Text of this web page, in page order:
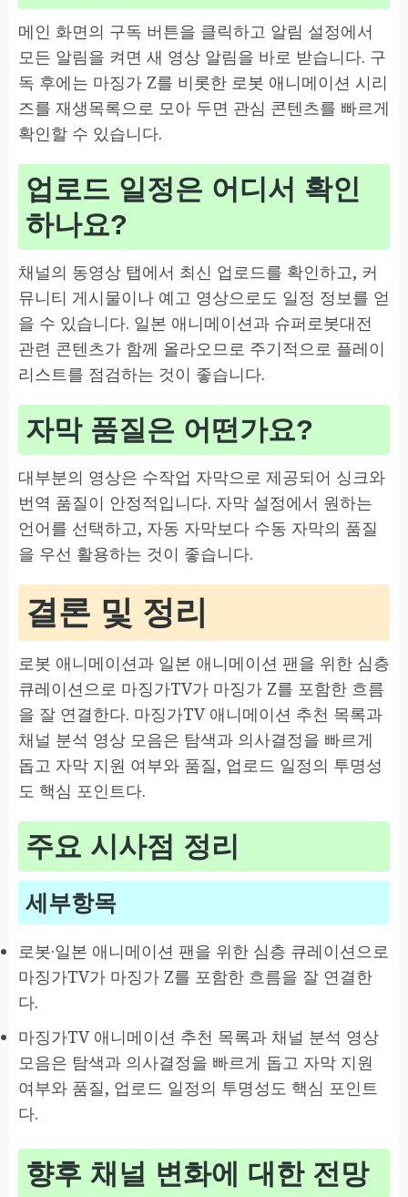
메인 화면의 구독 버튼을 클릭하고 알림 설정에서
모든 알림을 켜면 새 영상 알림을 바로 받습니다. 구
독 후에는 마징가 Z를 비롯한 로봇 애니메이션 시리
즈를 재생목록으로 모아 두면 관심 콘텐츠를 빠르게
확인할 수 있습니다.
업로드 일정은 어디서 확인
하나요?
채널의 동영상 탭에서 최신 업로드를 확인하고, 커
뮤니티 게시물이나 예고 영상으로도 일정 정보를 얻
을 수 있습니다. 일본 애니메이션과 슈퍼로봇대전
관련 콘텐츠가 함께 올라오므로 주기적으로 플레이
리스트를 점검하는 것이 좋습니다.
자막 품질은 어떤가요?
대부분의 영상은 수작업 자막으로 제공되어 싱크와
번역 품질이 안정적입니다. 자막 설정에서 원하는
언어를 선택하고, 자동 자막보다 수동 자막의 품질
을 우선 활용하는 것이 좋습니다.
결론 및 정리
로봇 애니메이션과 일본 애니메이션 팬을 위한 심층
큐레이션으로 마징가TV가 마징가 Z를 포함한 흐름
을 잘 연결한다. 마징가TV 애니메이션 추천 목록과
채널 분석 영상 모음은 탐색과 의사결정을 빠르게
돕고 자막 지원 여부와 품질, 업로드 일정의 투명성
도 핵심 포인트다.
주요 시사점 정리
세부항목
로봇·일본 애니메이션 팬을 위한 심층 큐레이션으로
마징가TV가 마징가 Z를 포함한 흐름을 잘 연결한
다.
마징가TV 애니메이션 추천 목록과 채널 분석 영상
모음은 탐색과 의사결정을 빠르게 돕고 자막 지원
여부와 품질, 업로드 일정의 투명성도 핵심 포인트
다.
향후 채널 변화에 대한 전망